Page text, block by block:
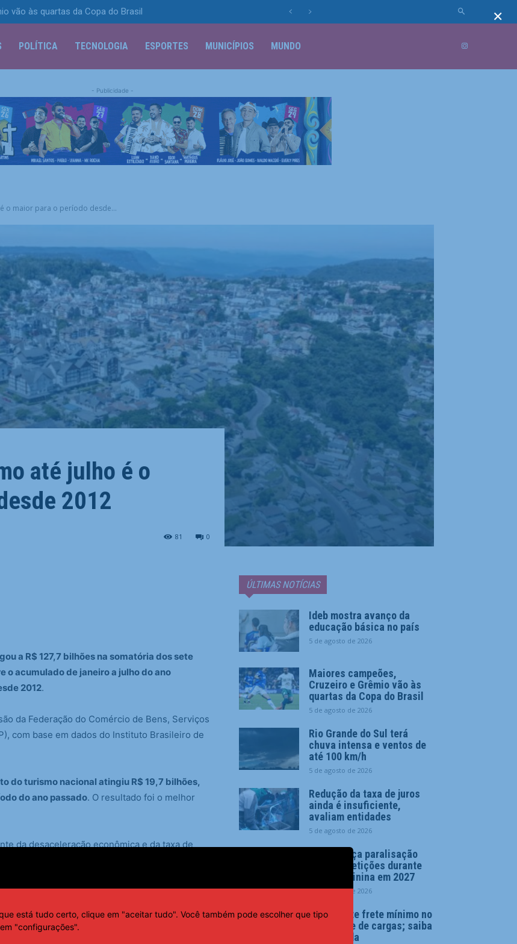
vão às quartas da Copa do Brasil
POLÍTICA TECNOLOGIA ESPORTES MUNICÍPIOS MUNDO
- Publicidade -
o maior para o período desde...
até julho é o
2012
0
81
a R$ 127,7 bilhões na somatória dos sete
o acumulado de janeiro a julho do ano
2012.
da Federação do Comércio de Bens, Serviços
com base em dados do Instituto Brasileiro de
do turismo nacional atingiu R$ 19,7 bilhões,
do ano passado. O resultado foi o melhor
da desaceleração econômica e da taxa de
redução gradual da inflação têm contribuído
favorecendo o planejamento de viagens,
ÚLTIMAS NOTÍCIAS
Ideb mostra avanço da
educação básica no país
5 de agosto de 2026
Maiores campeões,
Cruzeiro e Grêmio vão às
quartas da Copa do Brasil
5 de agosto de 2026
Rio Grande do Sul terá
chuva intensa e ventos de
até 100 km/h
5 de agosto de 2026
Redução da taxa de juros
ainda é insuficiente,
avaliam entidades
5 de agosto de 2026
CBF reforça paralisação
das competições durante
Copa Feminina em 2027
5 de agosto de 2026
Lei garante frete mínimo no
transporte de cargas; saiba
o que muda
×
está tudo certo, clique em "aceitar tudo". Você também pode escolher que tipo
"configurações".